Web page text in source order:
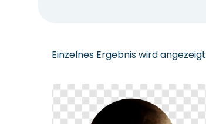
Einzelnes Ergebnis wird angezeigt